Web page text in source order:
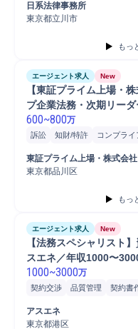
日系法律事務所
東京都立川市
もっ
エージェント求人 New
【東証プライム上場・
プ企業法務・次期リーダ
600~800万
訴訟 知財/特許 コンプライ
契約交渉
契約書作成 M&A
ライセンス契約
東証プライム上場・株式会
東京都品川区
もっ
エージェント求人 New
【法務スペシャリスト
スエネ／年収1000〜
1000~3000万
契約交渉 品質管理 契約書
資金調達
アスエネ
東京都港区